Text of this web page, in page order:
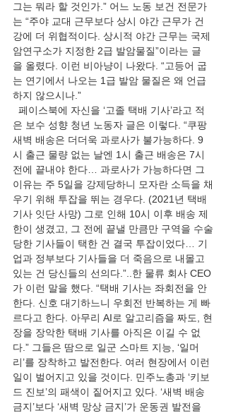
그는 뭐라 할 것인가.” 어느 노동 보건 전문가
는 “주야 교대 근무보다 상시 야간 근무가 건
강에 더 위협적이다. 상시적 야간 근무는 국제
암연구소가 지정한 2급 발암물질”이라는 글
을 올렸다. 이런 비아냥이 나왔다. “고등어 굽
는 연기에서 나오는 1급 발암 물질은 왜 언급
하지 않으시나.”
페이스북에 자신을 ‘고졸 택배 기사’라고 적
은 보수 성향 청년 노동자 글은 이렇다. “쿠팡
새벽 배송은 더더욱 과로사가 불가능하다. 9
시 출근 물량 없는 날엔 1시 출근 배송은 7시
전에 끝내야 한다… 과로사가 가능하다면 그
이유는 주 5일을 강제당하니 모자란 소득을 채
우기 위해 투잡을 뛰는 경우다. (2021년 택배
기사 잇단 사망) 그로 인해 10시 이후 배송 제
한이 생겼고, 그 전에 끝낼 만큼만 구역을 수술
당한 기사들이 택한 건 결국 투잡이었다… 기
업과 정부보다 기사들을 더 죽음으로 내몰고
있는 건 당신들의 선의다.”..한 물류 회사 CEO
가 이런 말을 했다. “택배 기사는 좌회전을 안
한다. 신호 대기하느니 우회전 반복하는 게 빠
르다고 한다. 아무리 AI로 알고리즘을 짜도, 현
장을 장악한 택배 기사를 아직은 이길 수 없
다.” 그들은 땀으로 일군 스마트 지능, ‘일머
리’를 장착하고 발전한다. 여러 현장에서 이런
일이 벌어지고 있을 것이다. 민주노총과 ‘키보
드 진보’의 패색이 짙어지고 있다. ‘새벽 배송
금지’보다 ‘새벽 망상 금지’가 운동권 발전을